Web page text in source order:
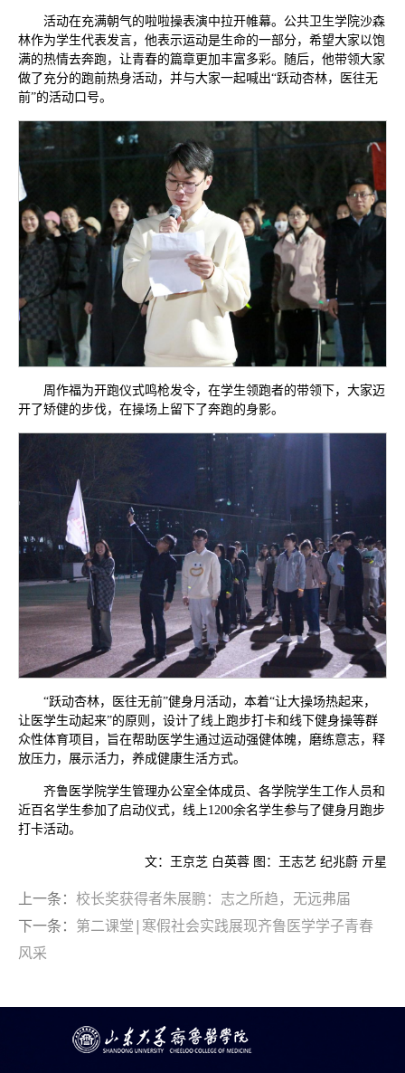
活动在充满朝气的啦啦操表演中拉开帷幕。公共卫生学院沙森
林作为学生代表发言，他表示运动是生命的一部分，希望大家以饱
满的热情去奔跑，让青春的篇章更加丰富多彩。随后，他带领大家
做了充分的跑前热身活动，并与大家一起喊出“跃动杏林，医往无
前”的活动口号。
周作福为开跑仪式鸣枪发令，在学生领跑者的带领下，大家迈
开了矫健的步伐，在操场上留下了奔跑的身影。
“跃动杏林，医往无前”健身月活动，本着“让大操场热起来，
让医学生动起来”的原则，设计了线上跑步打卡和线下健身操等群
众性体育项目，旨在帮助医学生通过运动强健体魄，磨练意志，释
放压力，展示活力，养成健康生活方式。
齐鲁医学院学生管理办公室全体成员、各学院学生工作人员和
近百名学生参加了启动仪式，线上1200余名学生参与了健身月跑步
打卡活动。
文：王京芝 白英蓉 图：王志艺 纪兆蔚 亓星
上一条： 校长奖获得者朱展鹏：志之所趋，无远弗届
下一条： 第二课堂|寒假社会实践展现齐鲁医学学子青春
风采